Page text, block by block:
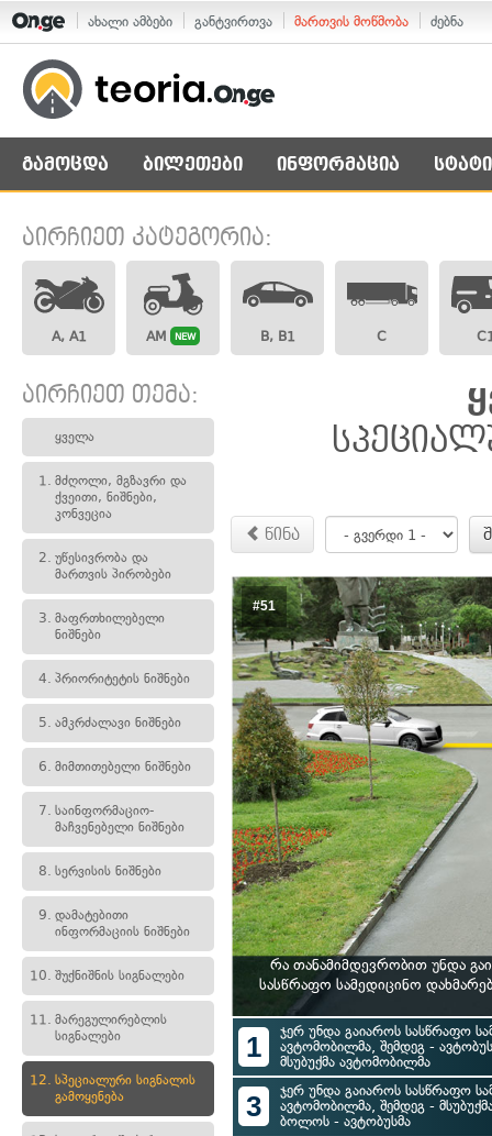
ახალი ამბები განტვირთვა მართვის მოწმობა ძებნა
გამოცდა ბილეთები ინფორმაცია
აირჩიეთ კატეგორია:
A, A1 AM NEW B, B1 C
აირჩიეთ თემა:
ყველა
1. მძღოლი, მგზავრი და
ქვეითი, ნიშნები,
კონვეცია
2. უწესივრობა და
მართვის პირობები
3. მაფრთხილებელი
ნიშნები
4. პრიორიტეტის ნიშნები
5. ამკრძალავი ნიშნები
6. მიმთითებელი ნიშნები
7. საინფორმაციო-
მაჩვენებელი ნიშნები
8. სერვისის ნიშნები
9. დამატებითი
ინფორმაციის ნიშნები
10. შუქნიშნის სიგნალები
11. მარეგულირებლის
სიგნალები
12. სპეციალური სიგნალის
გამოყენება
წინა
#51
რა თანამიმდევრობით უნდა
სასწრაფო სამედიცინო
1
ჯერ უნდა გაიაროს სასწრაფო
ავტომობილმა, შემდეგ -
მსუბუქმა ავტომობილმა
3
ჯერ უნდა გაიაროს სასწრაფო
ავტომობილმა, შემდეგ -
ბოლოს - ავტობუსმა